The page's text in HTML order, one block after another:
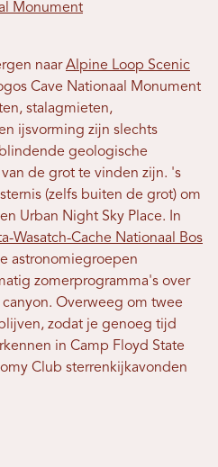
Monument
naarAlpine Loop Scenic
Cave Nationaal Monument
stalagmieten,
ijsvorming zijn slechts
geologische
de grot te vinden zijn. 's
(zelfs buiten de grot) om
Urban Night Sky Place. In
Wasatch-Cache Nationaal Bos
astronomiegroepen
zomerprogramma's over
Overweeg om twee
zodat je genoeg tijd
in Camp Floyd State
Club sterrenkijkavonden